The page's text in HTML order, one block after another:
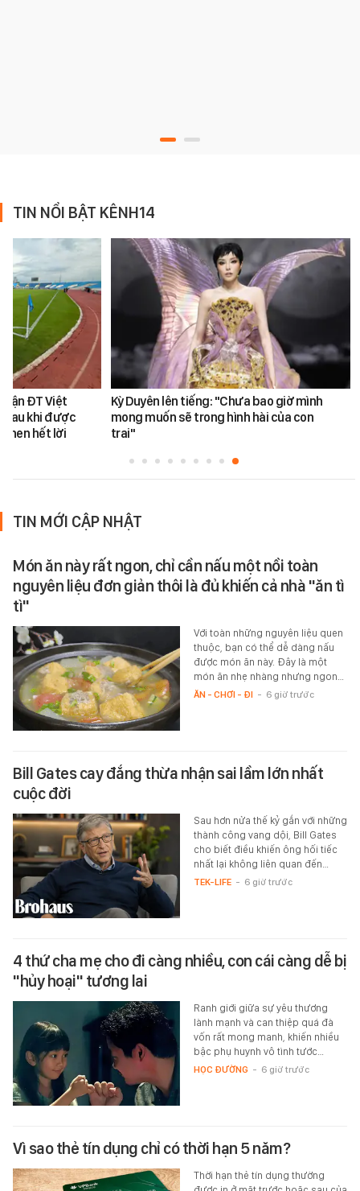
TIN NỔI BẬT KÊNH14
ĐT Việt
sau khi được
hết lời
Kỳ Duyên lên tiếng: "Chưa bao giờ mình
mong muốn sẽ trong hình hài của con
trai"
TIN MỚI CẬP NHẬT
Món ăn này rất ngon, chỉ cần nấu một nồi toàn
nguyên liệu đơn giản thôi là đủ khiến cả nhà "ăn tì
tì"
Với toàn những nguyên liệu quen
thuộc, bạn có thể dễ dàng nấu
được món ăn này. Đây là một
món ăn nhẹ nhàng nhưng ngon…
ĂN - CHƠI - ĐI - 6 giờ trước
Bill Gates cay đắng thừa nhận sai lầm lớn nhất
cuộc đời
Sau hơn nửa thế kỷ gắn với những
thành công vang dội, Bill Gates
cho biết điều khiến ông hối tiếc
nhất lại không liên quan đến…
TEK-LIFE - 6 giờ trước
4 thứ cha mẹ cho đi càng nhiều, con cái càng dễ bị
"hủy hoại" tương lai
Ranh giới giữa sự yêu thương
lành mạnh và can thiệp quá đà
vốn rất mong manh, khiến nhiều
bậc phụ huynh vô tình tước…
HỌC ĐƯỜNG - 6 giờ trước
Vì sao thẻ tín dụng chỉ có thời hạn 5 năm?
Thời hạn thẻ tín dụng thường